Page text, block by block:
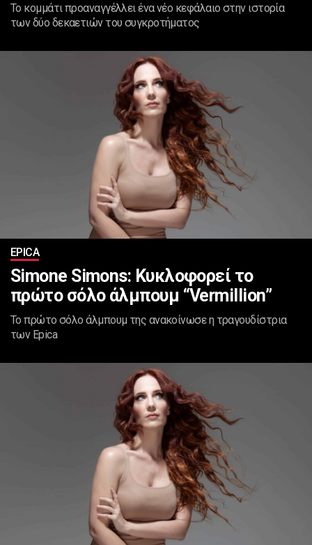
To κομμάτι προαναγγέλλει ένα νέο κεφάλαιο στην ιστορία
των δύο δεκαετιών του συγκροτήματος
EPICA
Simone Simons: Κυκλοφορεί το
πρώτο σόλο άλμπουμ “Vermillion”
Το πρώτο σόλο άλμπουμ της ανακοίνωσε η τραγουδίστρια
των Epica